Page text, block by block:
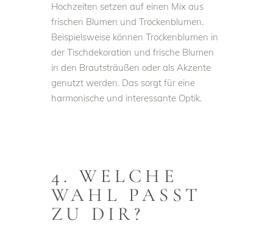
Hochzeiten setzen auf einen Mix aus
frischen Blumen und Trockenblumen.
Beispielsweise können Trockenblumen in
der Tischdekoration und frische Blumen
in den Brautsträußen oder als Akzente
genutzt werden. Das sorgt für eine
harmonische und interessante Optik.
4. WELCHE
WAHL PASST
ZU DIR?